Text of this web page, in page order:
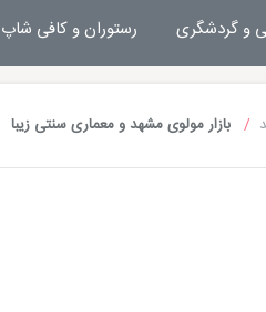
و گردشگری رستوران و کافی شاپ
بازار مولوی مشهد و معماری سنتی زیبا